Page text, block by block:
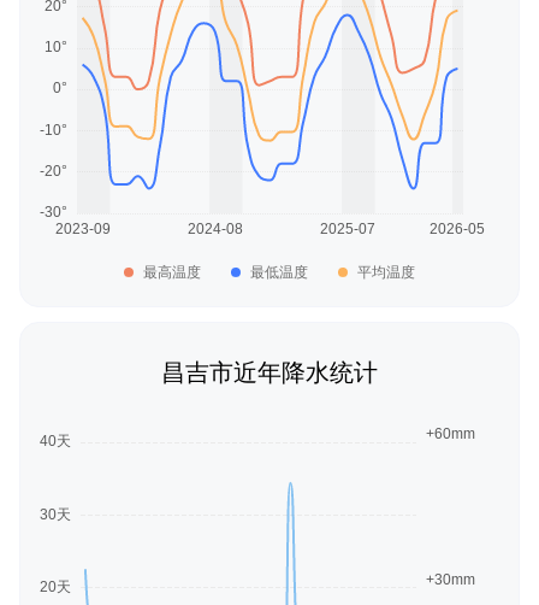
最高温度 最低温度 平均温度
昌吉市近年降水统计